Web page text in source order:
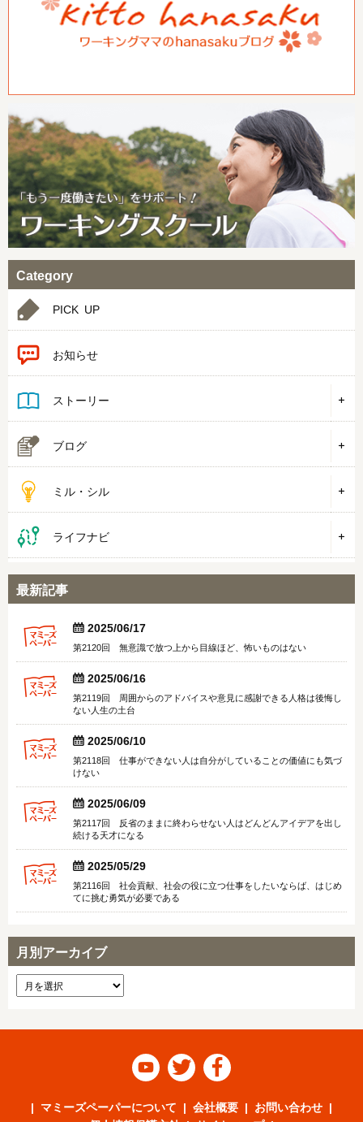
Category
PICK UP
お知らせ
ストーリー
ブログ
ミル・シル
ライフナビ
最新記事
  2025/06/17
第2120回 無意識で放つ上から目線ほど、怖いものはない
  2025/06/16
第2119回 周囲からのアドバイスや意見に感謝できる人格は後悔し
ない人生の土台
  2025/06/10
第2118回 仕事ができない人は自分がしていることの価値にも気づ
けない
  2025/06/09
第2117回 反省のままに終わらせない人はどんどんアイデアを出し
続ける天才になる
  2025/05/29
第2116回 社会貢献、社会の役に立つ仕事をしたいならば、はじめ
てに挑む勇気が必要である
月別アーカイブ
  
マミーズペーパーについて 会社概要
お問い合わせ